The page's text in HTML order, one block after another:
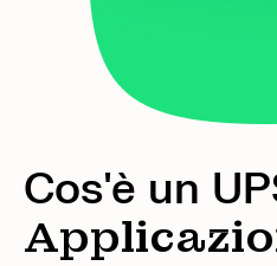
Cos'è un